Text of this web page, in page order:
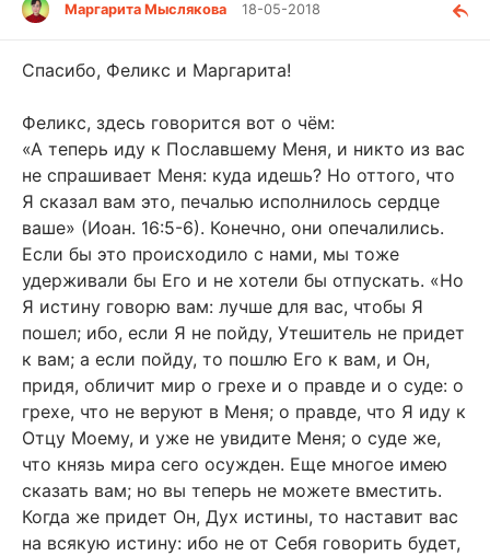
Маргарита Мыслякова 18-05-2018
Спасибо, Феликс и Маргарита!
Феликс, здесь говорится вот о чём:
«А теперь иду к Пославшему Меня, и никто из вас
не спрашивает Меня: куда идешь? Но оттого, что
Я сказал вам это, печалью исполнилось сердце
ваше» (Иоан. 16:5-6). Конечно, они опечалились.
Если бы это происходило с нами, мы тоже
удерживали бы Его и не хотели бы отпускать. «Но
Я истину говорю вам: лучше для вас, чтобы Я
пошел; ибо, если Я не пойду, Утешитель не придет
к вам; а если пойду, то пошлю Его к вам, и Он,
придя, обличит мир о грехе и о правде и о суде: о
грехе, что не веруют в Меня; о правде, что Я иду к
Отцу Моему, и уже не увидите Меня; о суде же,
что князь мира сего осужден. Еще многое имею
сказать вам; но вы теперь не можете вместить.
Когда же придет Он, Дух истины, то наставит вас
на всякую истину: ибо не от Себя говорить будет,